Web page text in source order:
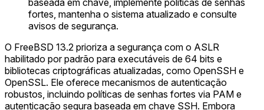
baseada em chave, implemente políticas de senhas
fortes, mantenha o sistema atualizado e consulte
avisos de segurança.
O FreeBSD 13.2 prioriza a segurança com o ASLR
habilitado por padrão para executáveis de 64 bits e
bibliotecas criptográficas atualizadas, como OpenSSH e
OpenSSL. Ele oferece mecanismos de autenticação
robustos, incluindo políticas de senhas fortes via PAM e
autenticação segura baseada em chave SSH. Embora